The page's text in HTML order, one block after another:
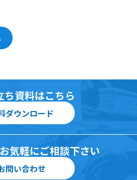
）
サービス
ち資料はこちら
ダウンロード
気軽にご相談下さい
問い合わせ